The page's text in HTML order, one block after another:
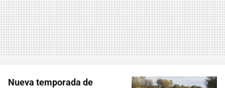
Nueva temporada de